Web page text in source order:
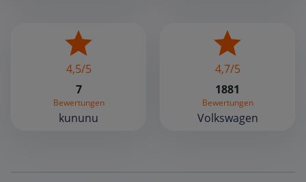
4,5/5
7
Bewertungen
kununu
4,7/5
1881
Bewertungen
Volkswagen